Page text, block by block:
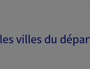
villes du